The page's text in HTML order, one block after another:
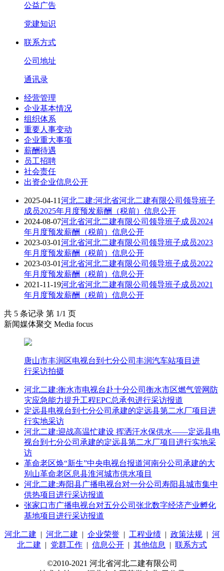
公益广告
党建知识
联系方式
公司地址
通讯录
经营管理
企业基本情况
组织体系
重要人事变动
企业重大事项
薪酬待遇
员工招聘
社会责任
出资企业信息公开
2025-04-11河北二建:河北省河北二建有限公司领导班子
成员2025年月度预发薪酬（税前）信息公开
2024-08-07河北省河北二建有限公司领导班子成员2024
年月度预发薪酬（税前）信息公开
2023-03-01河北省河北二建有限公司领导班子成员2023
年月度预发薪酬（税前）信息公开
2023-03-01河北省河北二建有限公司领导班子成员2022
年月度预发薪酬（税前）信息公开
2021-11-19河北省河北二建有限公司领导班子成员2021
年月度预发薪酬（税前）信息公开
共 5 条记录 第 1/1 页
新闻媒体聚交 Media focus
唐山市丰润区电视台到七分公司丰润汽车站项目进
行采访拍摄
河北二建:衡水市电视台赴十分公司衡水市区燃气管网防
灾应急能力提升工程EPC总承包进行采访报道
定远县电视台到七分公司承建的定远县第二水厂项目进
行实地采访
河北二建:迎战高温忙建设 挥洒汗水保供水——定远县电
视台到七分公司承建的定远县第二水厂项目进行实地采
访
革命老区焕“新生”中央电视台报道河南分公司承建的大
别山革命老区息县淮河城市供水项目
河北二建:寿阳县广播电视台对一分公司寿阳县城市集中
供热项目进行采访报道
张家口市广播电视台对五分公司张北数字经济产业孵化
基地项目进行采访报道
河北二建 | 河北二建 | 企业荣誉| 工程业绩| 政策法规| 河
北二建 | 党群工作 | 信息公开 | 其他信息 | 联系方式
©2010-2021 河北省河北二建有限公司